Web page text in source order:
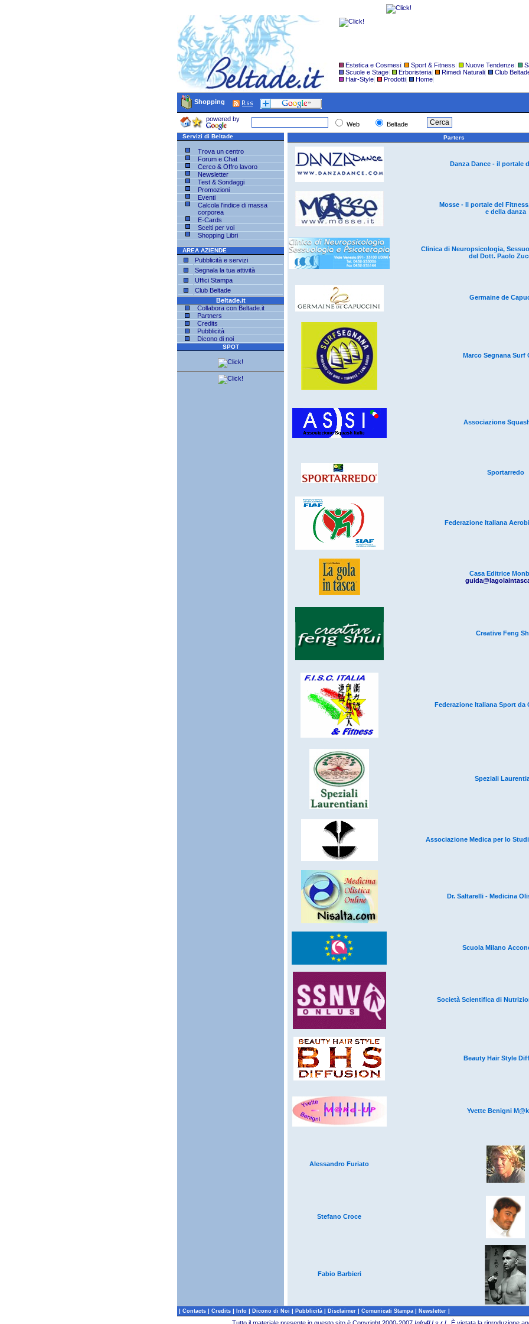
Estetica e Cosmesi| Sport & Fitness| Nuove Tendenze|
Scuole e Stage| Erboristeria| Rimedi Naturali| Club
Hair-Style| Prodotti| Home|
Shopping
powered by
Web Beltade
Servizi di Beltade
Trova un centro
Forum e Chat
Cerco & Offro lavoro
Newsletter
Test & Sondaggi
Promozioni
Eventi
Calcola l'indice di massa
corporea
E-Cards
Scelti per voi
Shopping Libri
AREA AZIENDE
Pubblicità e servizi
Segnala la tua attività
Uffici Stampa
Club Beltade
Beltade.it
Collabora con Beltade.it
Partners
Credits
Pubblicità
Dicono di noi
SPOT
Parters
Danza Dance - il portale
Mosse - Il portale del
e della danza
Clinica di Neuropsicologia,
del Dott. Paolo
Germaine de
Marco Segnana Surf
Associazione
Sportarredo
Federazione Italiana
Casa Editrice
Creative Feng
Federazione Italiana Sport da
Speziali
Associazione Medica per lo
Dr. Saltarelli - Medicina
Scuola Milano
Società Scientifica di
Beauty Hair Style
Yvette Benigni
Alessandro Furiato
Stefano Croce
Fabio Barbieri
| Contacts | Credits | Info | Dicono di Noi | Pubblicità | Disclaimer | Comunicati Stampa | Newsletter |